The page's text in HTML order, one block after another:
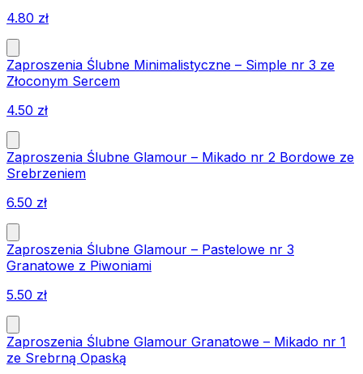
4.80 zł
Zaproszenia Ślubne Minimalistyczne – Simple nr 3 ze
Złoconym Sercem
4.50 zł
Zaproszenia Ślubne Glamour – Mikado nr 2 Bordowe ze
Srebrzeniem
6.50 zł
Zaproszenia Ślubne Glamour – Pastelowe nr 3
Granatowe z Piwoniami
5.50 zł
Zaproszenia Ślubne Glamour Granatowe – Mikado nr 1
ze Srebrną Opaską